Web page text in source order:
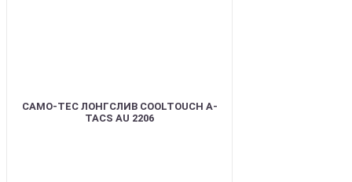
CAMO-TEC ЛОНГСЛИВ COOLTOUCH A-
TACS AU 2206